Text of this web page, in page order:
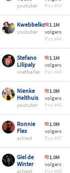
youtuber
43
Kwebbelkop
youtuber
1.1M
volgers
44
Stefano
Lilipaly
voetballer
1.1M
volgers
45
Nienke
Helthuis
youtuber
1.0M
volgers
46
Ronnie
Flex
artiest
1.0M
volgers
47
Giel de
Winter
artiest
1.0M
volgers
48